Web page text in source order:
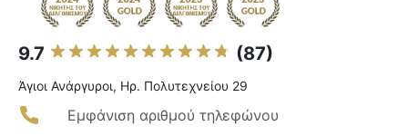
9.7 (87)
Άγιοι Ανάργυροι, Ηρ. Πολυτεχνείου 29
Εμφάνιση αριθμού τηλεφώνου